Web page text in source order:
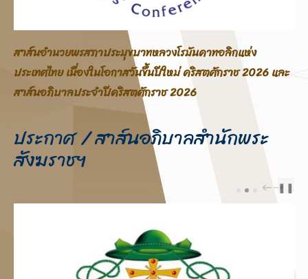
สาส์นอภิบาลสภาประมุขบาทหลวงโรมันคาทอลิกแห่ง
ประเทศไทย โอกาสสมโภชพระคริสตสมภพ คริสตศักราช 2025
ประกาศ / สาส์นอภิบาลสำนักพระ
สังฆราชฯ
PREVNEXT
❚❚